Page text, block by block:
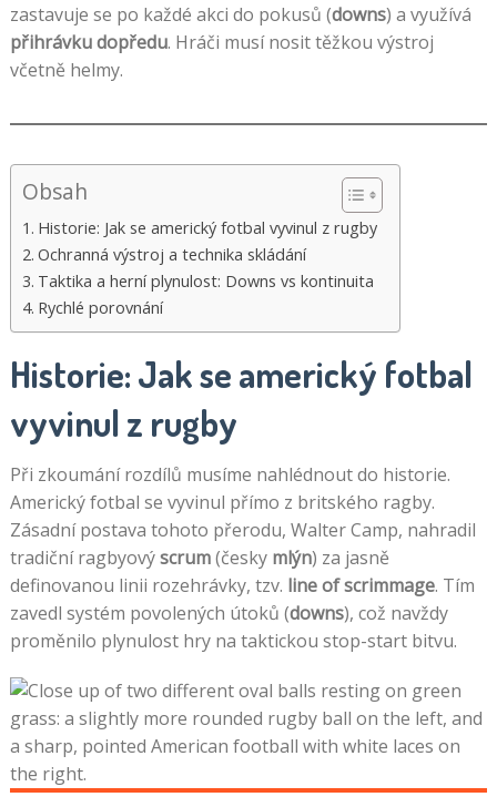
zastavuje se po každé akci do pokusů (downs) a využívá
přihrávku dopředu. Hráči musí nosit těžkou výstroj
včetně helmy.
Obsah
Historie: Jak se americký fotbal vyvinul z rugby
Ochranná výstroj a technika skládání
Taktika a herní plynulost: Downs vs kontinuita
Rychlé porovnání
Historie: Jak se americký fotbal
vyvinul z rugby
Při zkoumání rozdílů musíme nahlédnout do historie.
Americký fotbal se vyvinul přímo z britského ragby.
Zásadní postava tohoto přerodu, Walter Camp, nahradil
tradiční ragbyovýscrum(česky mlýn) za jasně
definovanou linii rozehrávky, tzv. line of scrimmage. Tím
zavedl systém povolených útoků (downs), což navždy
proměnilo plynulost hry na taktickou stop-start bitvu.